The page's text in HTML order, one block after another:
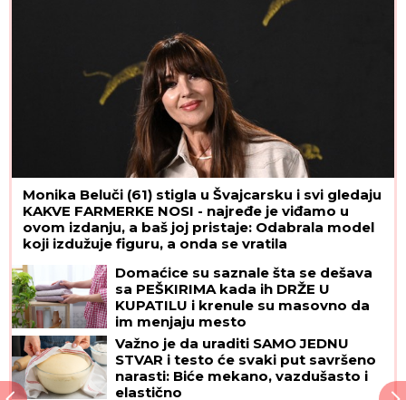
Monika Beluči (61) stigla u Švajcarsku i svi gledaju
KAKVE FARMERKE NOSI - najređe je viđamo u
ovom izdanju, a baš joj pristaje: Odabrala model
koji izdužuje figuru, a onda se vratila
Domaćice su saznale šta se dešava
sa PEŠKIRIMA kada ih DRŽE U
KUPATILU i krenule su masovno da
im menjaju mesto
Važno je da uraditi SAMO JEDNU
STVAR i testo će svaki put savršeno
narasti: Biće mekano, vazdušasto i
elastično